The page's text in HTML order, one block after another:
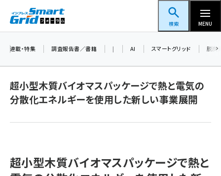
ン
スマートグリッドフォーラム
検索 MENU
新井宏征 (315)
連載・特集 調査報告書／書籍 | AI スマートグリッド 脱炭
超小型木質バイオマスパッケージで熱と電気の
分散化エネルギーを使用した新しい事業展開
超小型木質バイオマスパッケージで熱と